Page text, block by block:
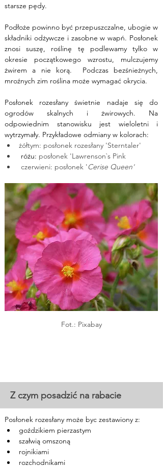
starsze pędy.
Podłoże powinno być przepuszczalne, ubogie w
składniki odżywcze i zasobne w wapń. Posłonek
znosi suszę, roślinę tę podlewamy tylko w
okresie początkowego wzrostu, mulczujemy
żwirem a nie korą.  Podczas bezśnieżnych,
mroźnych zim roślina może wymagać okrycia.
Posłonek rozesłany świetnie nadaje się do
ogrodów skalnych i żwirowych. Na
odpowiednim stanowisku jest wieloletni i
wytrzymały. Przykładowe odmiany w kolorach:
żółtym: posłonek rozesłany 'Sterntaler'
różu: posłonek 'Lawrenson`s Pink
czerwieni: posłonek 'Cerise Queen'
Fot.: Pixabay
Z czym posadzić na rabacie
Posłonek rozesłany może byc zestawiony z:
goździkiem pierzastym
szałwią omszoną
rojnikiami
rozchodnikami